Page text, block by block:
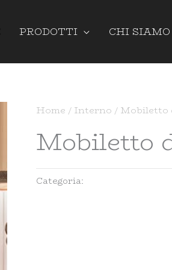
PRODOTTI CHI SIAMO
Home / Interno / Mobiletto
Mobiletto
Categoria: